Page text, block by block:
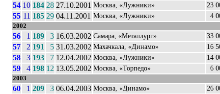
54 10 184 28 27.10.2001 Москва, «Лужники» 23
55 11 185 29 04.11.2001 Москва, «Лужники» 4
2002
56 1 189 3 16.03.2002 Самара, «Металлург» 33
57 2 191 5 31.03.2002 Махачкала, «Динамо» 16
58 3 193 7 12.04.2002 Москва, «Лужники» 14
59 4 198 12 13.05.2002 Москва, «Торпедо» 6
2003
60 1 209 3 06.04.2003 Москва, «Динамо» 26